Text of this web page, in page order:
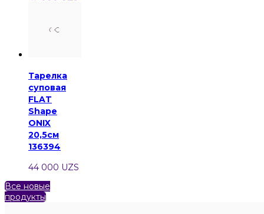
Тарелка
суповая
FLAT
Shape
ONIX
20,5см
136394
44 000 UZS
Все новые
продукты